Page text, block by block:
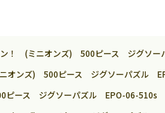
ン！ (ミニオンズ) 500ピース ジグソ
ニオンズ) 500ピース ジグソーパズル
ピース ジグソーパズル EPO-06-510s